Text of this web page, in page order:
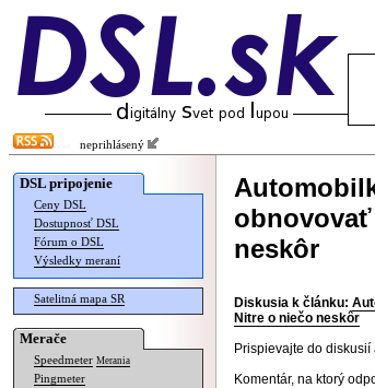
neprihlásený
DSL pripojenie
Ceny DSL
Dostupnosť DSL
Fórum o DSL
Výsledky meraní
Satelitná mapa SR
Merače
Speedmeter Merania
Pingmeter
neskôr
Diskusia k článku:
Nitre o niečo neskôr
Prispievajte do diskusií
Komentár, na ktorý